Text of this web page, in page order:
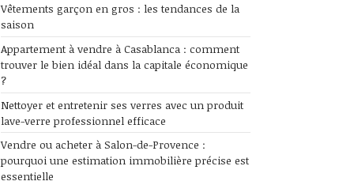
Vêtements garçon en gros : les tendances de la
saison
Appartement à vendre à Casablanca : comment
trouver le bien idéal dans la capitale économique
?
Nettoyer et entretenir ses verres avec un produit
lave-verre professionnel efficace
Vendre ou acheter à Salon-de-Provence :
pourquoi une estimation immobilière précise est
essentielle